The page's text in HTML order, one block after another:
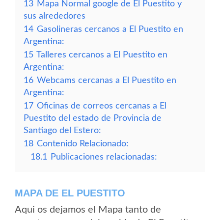
13 Mapa Normal google de El Puestito y
sus alrededores
14 Gasolineras cercanos a El Puestito en
Argentina:
15 Talleres cercanos a El Puestito en
Argentina:
16 Webcams cercanas a El Puestito en
Argentina:
17 Oficinas de correos cercanas a El
Puestito del estado de Provincia de
Santiago del Estero:
18 Contenido Relacionado:
18.1
Publicaciones relacionadas:
MAPA DE EL PUESTITO
Aqui os dejamos el Mapa tanto de